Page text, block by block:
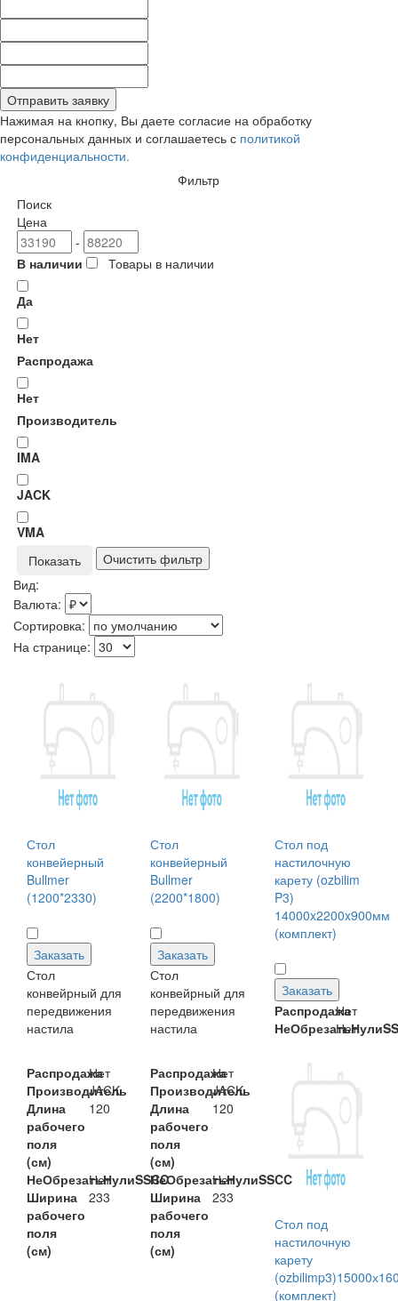
Отправить заявку
Нажимая на кнопку, Вы даете согласие на обработку
персональных данных и соглашаетесь с политикой
конфиденциальности.
Фильтр
Поиск
Цена
-
В наличии
Товары в наличии
Да
Нет
Распродажа
Нет
Производитель
IMA
JACK
VMA
Вид:
Валюта:
Сортировка:
На странице:
Стол
конвейерный
Bullmer
(1200*2330)
Заказать
Стол
конвейрный для
передвижения
настила
Распродажа
Нет
Производитель
JACK
Длина
рабочего
поля
(см)
120
НеОбрезатьНулиSSCC
Нет
Ширина
рабочего
поля
(см)
233
Стол
конвейерный
Bullmer
(2200*1800)
Заказать
Стол
конвейрный для
передвижения
настила
Распродажа
Нет
Производитель
JACK
Длина
рабочего
поля
(см)
120
НеОбрезатьНулиSSCC
Нет
Ширина
рабочего
поля
(см)
233
Стол под
настилочную
карету (ozbilim
P3)
14000x2200x900мм
(комплект)
Заказать
Распродажа
Нет
Нет
Стол под
настилочную
карету
(комплект)